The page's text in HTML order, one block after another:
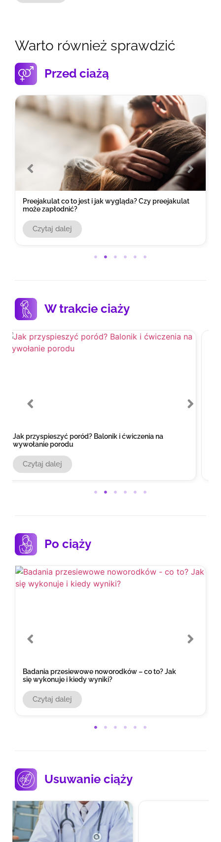
Warto również sprawdzić
Przed ciażą
Preejakulat co to jest i jak wygląda? Czy preejakulat
może zapłodnić?
Czytaj dalej
W trakcie ciaży
Jak spać w ciąży w 1, 2, 3 trymestrze – na którym boku
spać w ciąży?
Czytaj dalej
Po ciąży
Jak widzi noworodek i niemowlę? Kiedy dziecko
zaczyna prawidłowo widzieć?
Czytaj dalej
Usuwanie ciąży